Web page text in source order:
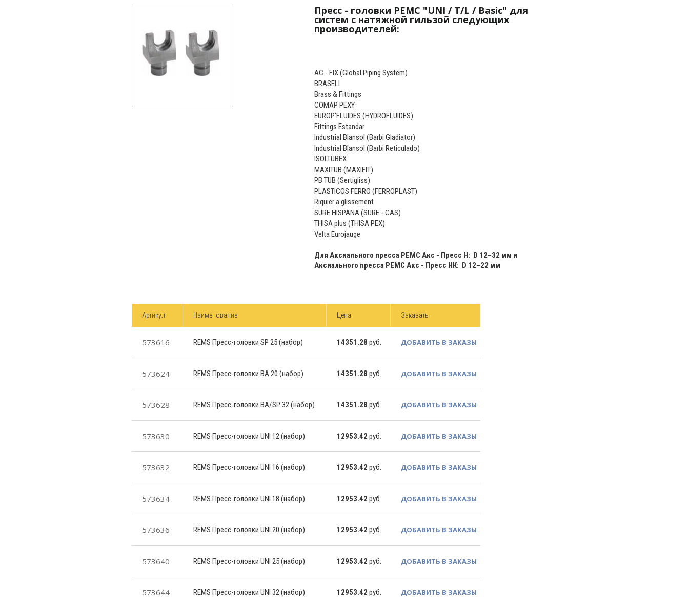
Пресс - головки РЕМС "UNI / T/L / Basic" для
систем с натяжной гильзой следующих
производителей:
AC - FIX (Global Piping System)
BRASELI
Brass & Fittings
COMAP PEXY
EUROP'FLUIDES (HYDROFLUIDES)
Fittings Estandar
Industrial Blansol (Barbi Gladiator)
Industrial Blansol (Barbi Reticulado)
ISOLTUBEX
MAXITUB (MAXIFIT)
PB TUB (Sertigliss)
PLASTICOS FERRO (FERROPLAST)
Riquier a glissement
SURE HISPANA (SURE - CAS)
THISA plus (THISA PEX)
Velta Eurojauge
Для Аксиального пресса РЕМС Акс - Пресс Н: D 12–32 мм и
Аксиального пресса РЕМС Акс - Пресс НК: D 12–22 мм
Артикул Наименование Цена Заказать
573616 REMS Пресс-головки SP 25 (набор) 14351.28 руб. ДОБАВИТЬ В ЗАКАЗЫ
573624 REMS Пресс-головки BA 20 (набор) 14351.28 руб. ДОБАВИТЬ В ЗАКАЗЫ
573628 REMS Пресс-головки BA/SP 32 (набор) 14351.28 руб. ДОБАВИТЬ В ЗАКАЗЫ
573630 REMS Пресс-головки UNI 12 (набор) 12953.42 руб. ДОБАВИТЬ В ЗАКАЗЫ
573632 REMS Пресс-головки UNI 16 (набор) 12953.42 руб. ДОБАВИТЬ В ЗАКАЗЫ
573634 REMS Пресс-головки UNI 18 (набор) 12953.42 руб. ДОБАВИТЬ В ЗАКАЗЫ
573636 REMS Пресс-головки UNI 20 (набор) 12953.42 руб. ДОБАВИТЬ В ЗАКАЗЫ
573640 REMS Пресс-головки UNI 25 (набор) 12953.42 руб. ДОБАВИТЬ В ЗАКАЗЫ
573644 REMS Пресс-головки UNI 32 (набор) 12953.42 руб. ДОБАВИТЬ В ЗАКАЗЫ